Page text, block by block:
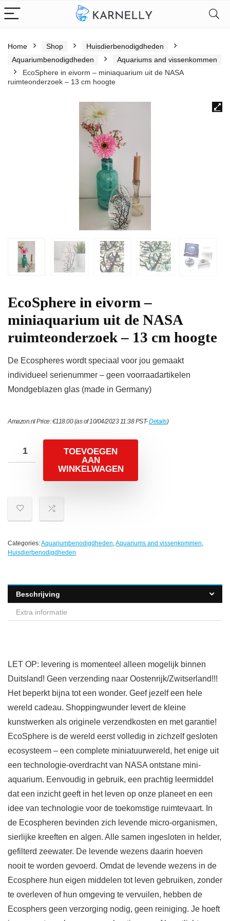
Home Shop
Huisdierbenodigdheden
Aquariumbenodigdheden
Aquariums and vissenkommen
EcoSphere in eivorm – miniaquarium uit de NASA
ruimteonderzoek – 13 cm hoogte
EcoSphere in eivorm –
miniaquarium uit de NASA
ruimteonderzoek – 13 cm hoogte
De Ecospheres wordt speciaal voor jou gemaakt
individueel serienummer – geen voorraadartikelen
Mondgeblazen glas (made in Germany)
Amazon.nl Price:€118.00(as of 10/04/2023 11:38 PST-Details)
TOEVOEGEN
AAN
WINKELWAGEN
Categories:Aquariumbenodigdheden,Aquariums and vissenkommen,
Huisdierbenodigdheden
Beschrijving
Extra informatie
LET OP: levering is momenteel alleen mogelijk binnen
Duitsland! Geen verzending naar Oostenrijk/Zwitserland!!!
Het beperkt bijna tot een wonder. Geef jezelf een hele
wereld cadeau. Shoppingwunder levert de kleine
kunstwerken als originele verzendkosten en met garantie!
EcoSphere is de wereld eerst volledig in zichzelf gesloten
ecosysteem – een complete miniatuurwereld, het enige uit
een technologie-overdracht van NASA ontstane mini-
aquarium. Eenvoudig in gebruik, een prachtig leermiddel
dat een inzicht geeft in het leven op onze planeet en een
idee van technologie voor de toekomstige ruimtevaart. In
de Ecospheren bevinden zich levende micro-organismen,
sierlijke kreeften en algen. Alle samen ingesloten in helder,
gefilterd zeewater. De levende wezens daarin hoeven
nooit te worden gevoerd. Omdat de levende wezens in de
Ecosphere hun eigen middelen tot leven gebruiken, zonder
te overleven of hun omgeving te vervuilen, hebben de
Ecosphers geen verzorging nodig, geen reiniging. Je hoeft